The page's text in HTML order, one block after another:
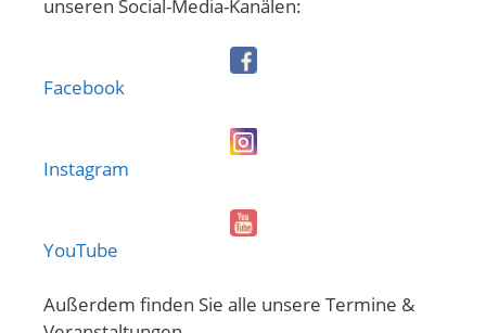
unseren Social-Media-Kanälen:
Facebook
Instagram
YouTube
Außerdem finden Sie alle unsere Termine &